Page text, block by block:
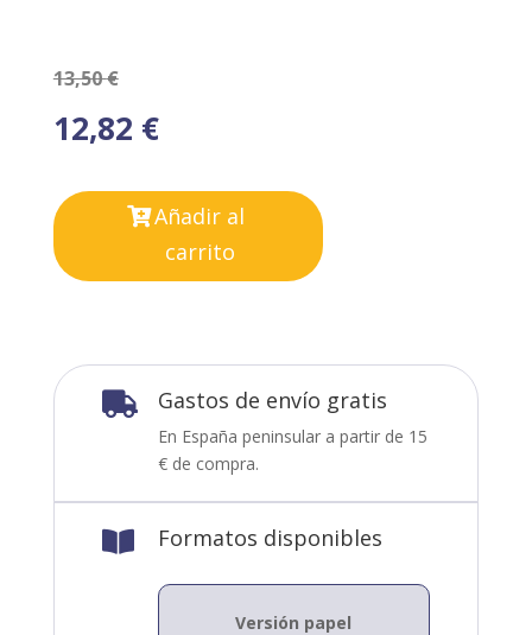
13,50€
12,82 €
Añadir al
carrito
 Gastos de envío gratis
En España peninsular a partir de 15
€ de compra.
 Formatos disponibles
Versión papel